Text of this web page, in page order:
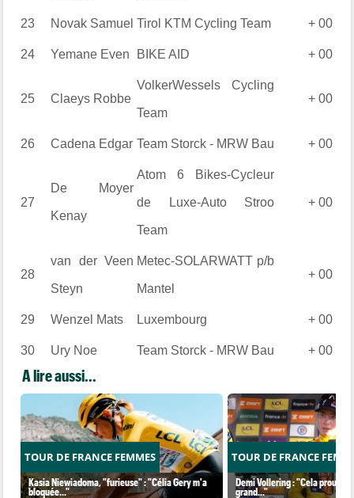
23 Novak Samuel Tirol KTM Cycling Team + 00
24 Yemane Even BIKE AID + 00
25 Claeys Robbe
VolkerWessels Cycling
Team
+ 00
26 Cadena Edgar Team Storck - MRW Bau + 00
27
De Moyer
Kenay
Atom 6 Bikes-Cycleur
de Luxe-Auto Stroo
Team
+ 00
28
van der Veen
Steyn
Metec-SOLARWATT p/b
Mantel
+ 00
29 Wenzel Mats Luxembourg + 00
30 Ury Noe Team Storck - MRW Bau + 00
A lire aussi...
TOUR DE FRANCE FEMMES
Kasia Niewiadoma, "furieuse" : "Célia Gery m'a
bloquée..."
TOUR DE FRANCE
Demi Vollering : "Cela prouve
grand..."